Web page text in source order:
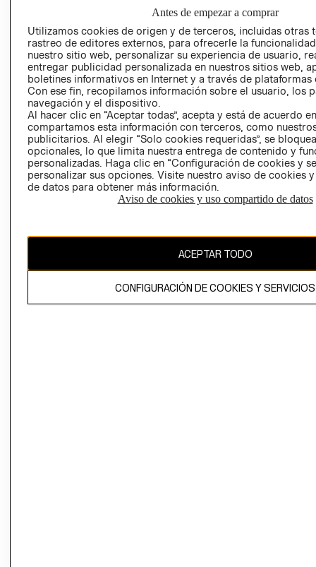
PROGRAMA DE
Y ÉTICA (INGLÉS)
COMERCIO - SIC
PETICIONES
QUEJAS Y
RECLAMOS
Colombia ($)
CAMBIAR REGIÓN
El contenido de esta página web está protegido por copyright y es
Antes de empezar a comprar
Utilizamos cookies de origen y de terceros, incluidas otras
rastreo de editores externos, para ofrecerle la
nuestro sitio web, personalizar su experiencia de usuario,
entregar publicidad personalizada en nuestros sitios web,
boletines informativos en Internet y a través de plataformas
Con ese fin, recopilamos información sobre el usuario, los
navegación y el dispositivo.
Al hacer clic en “Aceptar todas”, acepta y está de acuerdo
compartamos esta información con terceros, como
publicitarios. Al elegir “Solo cookies requeridas”, se
opcionales, lo que limita nuestra entrega de contenido y
personalizadas. Haga clic en “Configuración de cookies y
personalizar sus opciones. Visite nuestro aviso de cookies
de datos para obtener más información.
Aviso de cookies y uso compartido de datos
ACEPTAR TODO
CONFIGURACIÓN DE COOKIES Y SERVICIOS